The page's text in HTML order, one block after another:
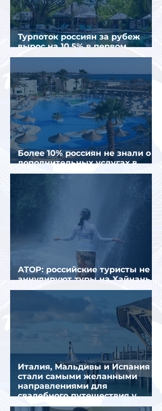
Турпоток россиян за рубеж
вырос на 10,5% в первом
полугодии 2026 года
Более 10% россиян не знали о
дополнительных услугах в
отелях
АТОР: российские туристы не
аннулируют туры на Хайнань
из-за тайфуна «Дельфин»
Италия, Мальдивы и Испания
стали самыми желанными
направлениями для
свадебного путешествия у
россиян